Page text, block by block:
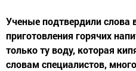
Ученые подтвердили слова
приготовления горячих
только ту воду, которая
словам специалистов,